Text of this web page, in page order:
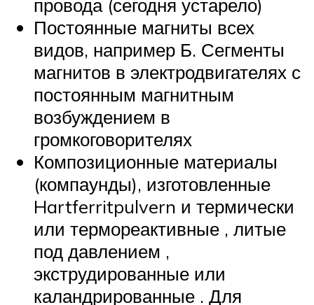
провода (сегодня устарело)
Постоянные магниты всех
видов, например Б. Сегменты
магнитов в электродвигателях с
постоянным магнитным
возбуждением в
громкоговорителях
Композиционные материалы
(компаунды), изготовленные
Hartferritpulvern и термически
или термореактивные , литые
под давлением ,
экструдированные или
каландрированные . Для